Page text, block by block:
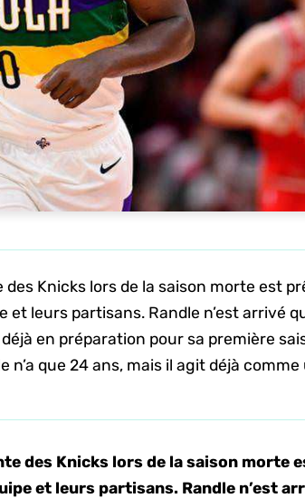
Knicks lors de la saison morte est
et leurs partisans. Randle n’est arrivé
en préparation pour sa première
n’a que 24 ans, mais il agit déjà comme
des Knicks lors de la saison morte
et leurs partisans. Randle n’est